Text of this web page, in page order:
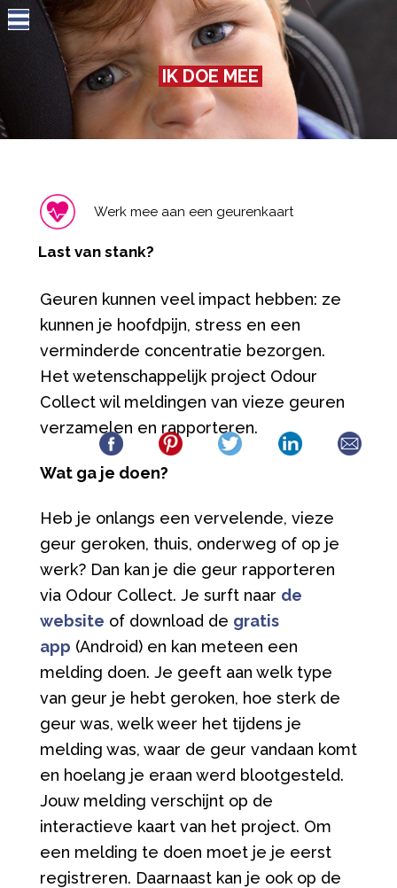
Jump to navigation
IK DOE MEE
Werk mee aan een geurenkaart
Last van stank?
Geuren kunnen veel impact hebben: ze
kunnen je hoofdpijn, stress en een
verminderde concentratie bezorgen.
Het wetenschappelijk project Odour
Collect wil meldingen van vieze geuren
verzamelen en rapporteren.
Wat ga je doen?
Heb je onlangs een vervelende, vieze
geur geroken, thuis, onderweg of op je
werk? Dan kan je die geur rapporteren
via Odour Collect. Je surft naar de
website of download de gratis
app (Android) en kan meteen een
melding doen. Je geeft aan welk type
van geur je hebt geroken, hoe sterk de
geur was, welk weer het tijdens je
melding was, waar de geur vandaan komt
en hoelang je eraan werd blootgesteld.
Jouw melding verschijnt op de
interactieve kaart van het project. Om
een melding te doen moet je je eerst
registreren. Daarnaast kan je ook op de